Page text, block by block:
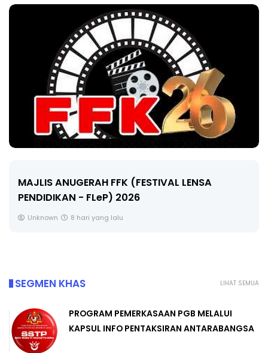
🔴 [LIVE] MATEMATIK SR, WANG
CIKGU ANITA #ALLINONE #141 #...
LIHAT SEMUA
SEGMEN KHAS
PROGRAM PEMERKASAAN PGB MELALUI
KAPSUL INFO PENTAKSIRAN ANTARABANGSA